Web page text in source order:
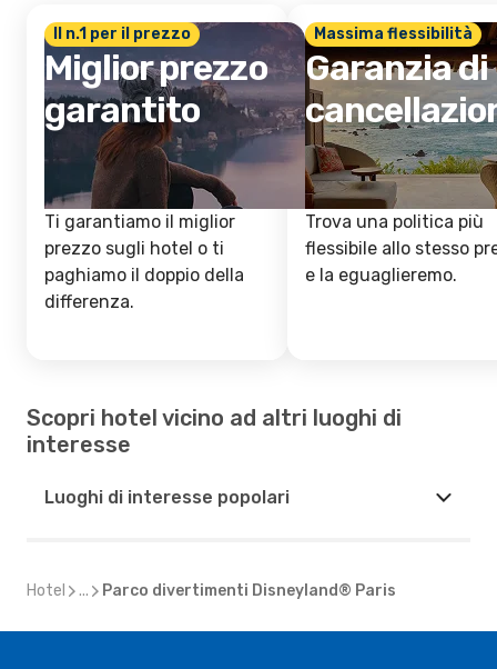
Il n.1 per il prezzo
Miglior prezzo
garantito
Ti garantiamo il miglior
prezzo sugli hotel o ti
paghiamo il doppio della
differenza.
Massima flessibilità
Garanzia di
Trova una politica più
flessibile allo stesso
e la eguaglieremo.
Scopri hotel vicino ad altri luoghi di
interesse
Luoghi di interesse popolari
Hotel ... Parco divertimenti Disneyland® Paris